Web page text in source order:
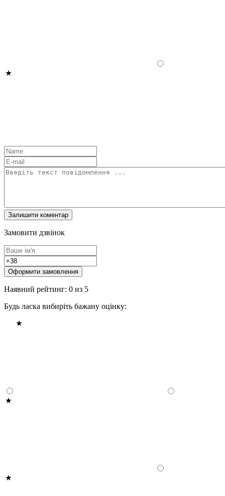
Замовити дзвінок
Оформити замовлення
Наявний рейтинг: 0 из 5
Будь ласка вибиріть бажану оцінку: